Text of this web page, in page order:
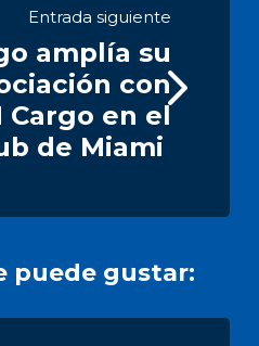
Entrada siguiente
amplía su
con
Cargo en el
de Miami
puede gustar: